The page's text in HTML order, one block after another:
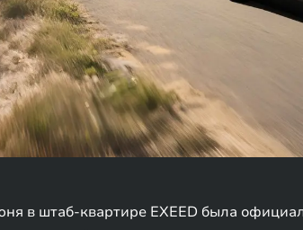
в штаб-квартире EXEED была